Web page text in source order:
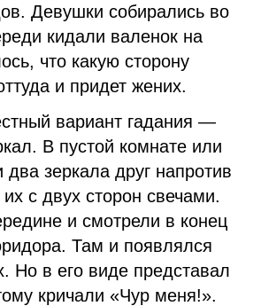
Девушки собирались во
кидали валенок на
что какую сторону
и придет жених.
вариант гадания —
В пустой комнате или
два зеркала друг напротив
их с двух сторон свечами.
и смотрели в конец
Там и появлялся
Но в его виде представал
кричали «Чур меня!».